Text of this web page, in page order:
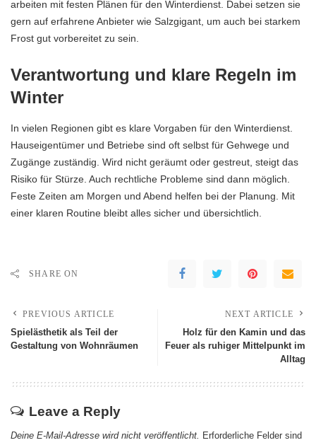
arbeiten mit festen Plänen für den Winterdienst. Dabei setzen sie
gern auf erfahrene Anbieter wie Salzgigant, um auch bei starkem
Frost gut vorbereitet zu sein.
Verantwortung und klare Regeln im
Winter
In vielen Regionen gibt es klare Vorgaben für den Winterdienst.
Hauseigentümer und Betriebe sind oft selbst für Gehwege und
Zugänge zuständig. Wird nicht geräumt oder gestreut, steigt das
Risiko für Stürze. Auch rechtliche Probleme sind dann möglich.
Feste Zeiten am Morgen und Abend helfen bei der Planung. Mit
einer klaren Routine bleibt alles sicher und übersichtlich.
SHARE ON
PREVIOUS ARTICLE
Spielästhetik als Teil der
Gestaltung von Wohnräumen
NEXT ARTICLE
Holz für den Kamin und das
Feuer als ruhiger Mittelpunkt im
Alltag
Leave a Reply
Deine E-Mail-Adresse wird nicht veröffentlicht. Erforderliche Felder sind